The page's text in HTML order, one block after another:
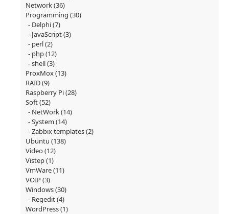
Network(36)
Programming (30)
Delphi(7)
JavaScript(3)
perl(2)
php(12)
shell(3)
ProxMox(13)
RAID(9)
Raspberry Pi(28)
Soft(52)
NetWork(14)
System (14)
Zabbix templates(2)
Ubuntu (138)
Video(12)
Vistep(1)
VmWare(11)
VOIP(3)
Windows(30)
Regedit(4)
WordPress(1)